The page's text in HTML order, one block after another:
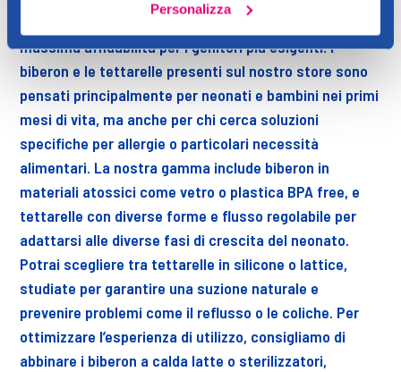
Personalizza
design innovativo, garantendo prestazioni eccellenti e
massima affidabilità per i genitori più esigenti. I
biberon e le tettarelle presenti sul nostro store sono
pensati principalmente per neonati e bambini nei primi
mesi di vita, ma anche per chi cerca soluzioni
specifiche per allergie o particolari necessità
alimentari. La nostra gamma include biberon in
materiali atossici come vetro o plastica BPA free, e
tettarelle con diverse forme e flusso regolabile per
adattarsi alle diverse fasi di crescita del neonato.
Potrai scegliere tra tettarelle in silicone o lattice,
studiate per garantire una suzione naturale e
prevenire problemi come il reflusso o le coliche. Per
ottimizzare l’esperienza di utilizzo, consigliamo di
abbinare i biberon a calda latte o sterilizzatori,